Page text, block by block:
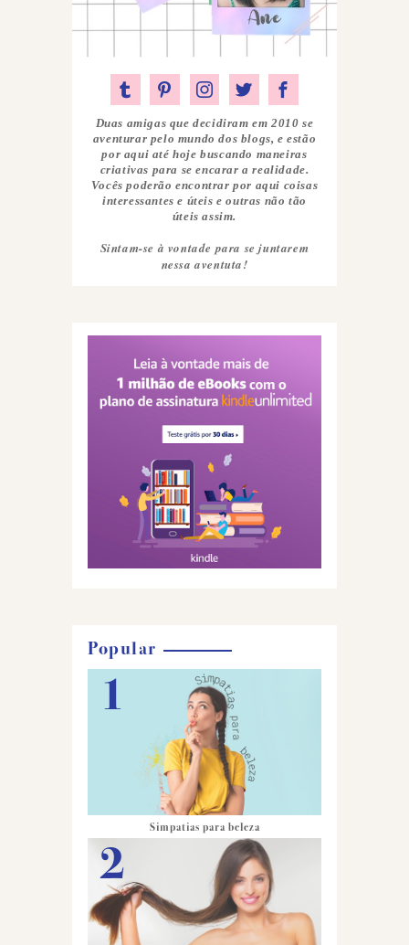
Duas amigas que decidiram em 2010 se
aventurar pelo mundo dos blogs, e estão
por aqui até hoje buscando maneiras
criativas para se encarar a realidade.
Vocês poderão encontrar por aqui coisas
interessantes e úteis e outras não tão
úteis assim.
Sintam-se à vontade para se juntarem
nessa aventuta!
Popular
Simpatias para beleza